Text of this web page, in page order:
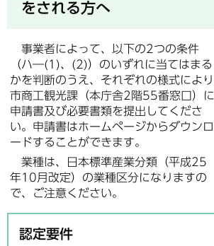
をされる方へ
事業者によって、以下の2つの条件
（ハ―(1)、(2)）のいずれに当てはまる
かを判断のうえ、それぞれの様式により
市商工観光課（本庁舎2階55番窓口）に
申請書及び必要書類を提出してくださ
い。申請書はホームページからダウンロ
ードすることができます。
業種は、日本標準産業分類（平成25
年10月改定）の業種区分になりますの
で、ご注意ください。
認定要件